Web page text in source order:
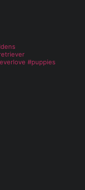
#puppies